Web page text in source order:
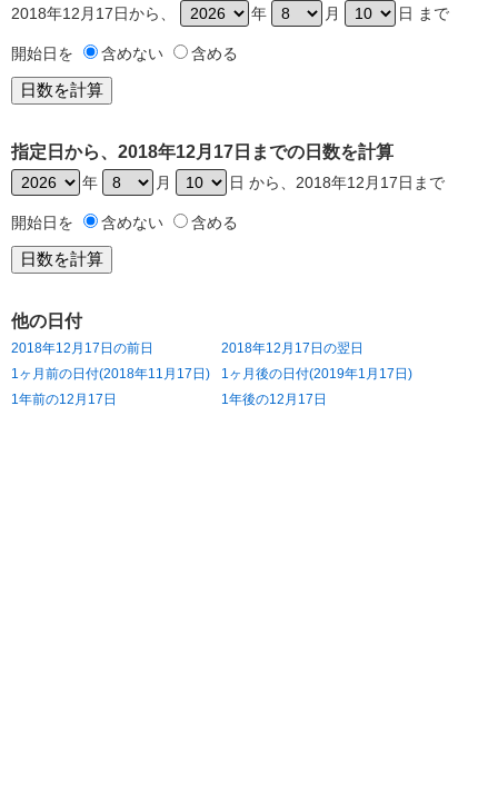
2018年12月17日から、 年 月 日 まで
開始日を 含めない 含める
指定日から、2018年12月17日までの日数を計算
年 月 日 から、2018年12月17日まで
開始日を 含めない 含める
他の日付
2018年12月17日の前日
2018年12月17日の翌日
1ヶ月前の日付(2018年11月17日)
1ヶ月後の日付(2019年1月17日)
1年前の12月17日
1年後の12月17日